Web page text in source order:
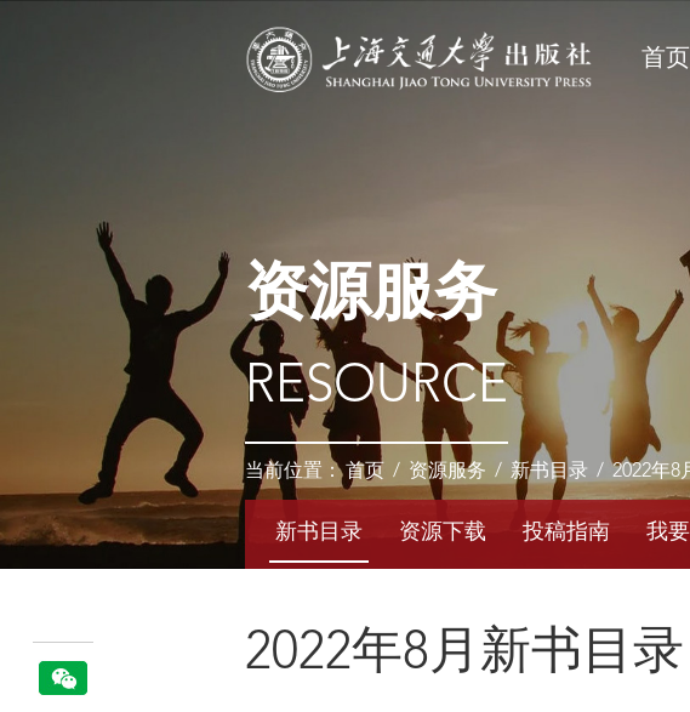
首页
资源服务
RESOURCE
当前位置：首页 / 资源服务 / 新书目录 / 2022年8
新书目录 资源下载 投稿指南 我
2022年8月新书目录